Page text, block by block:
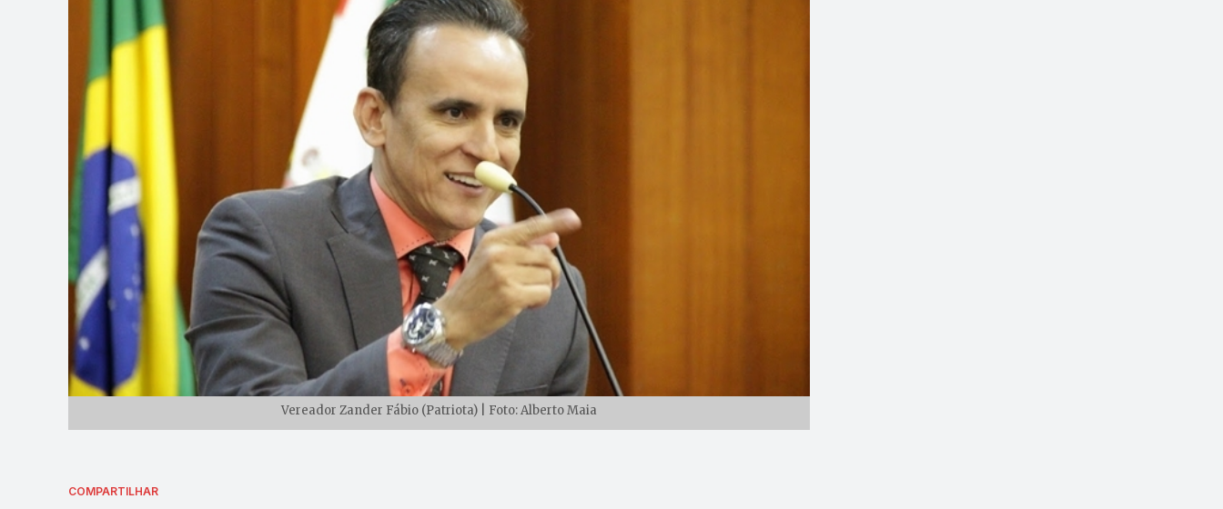
Vereador Zander Fábio (Patriota) | Foto: Alberto Maia
COMPARTILHAR